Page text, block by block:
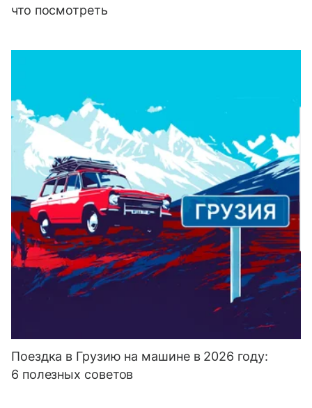
что посмотреть
Поездка в Грузию на машине в 2026 году:
6 полезных советов